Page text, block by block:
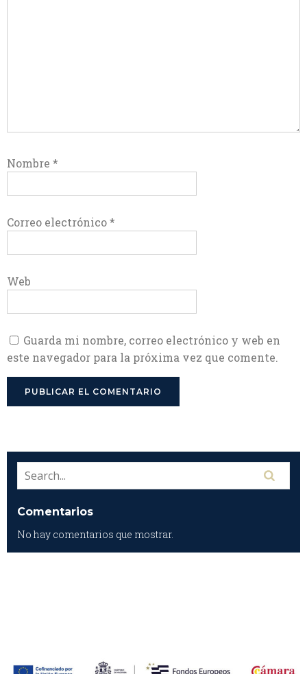
Nombre *
Correo electrónico*
Web
Guarda mi nombre, correo electrónico y web en
este navegador para la próxima vez que comente.
Comentarios
No hay comentarios que mostrar.